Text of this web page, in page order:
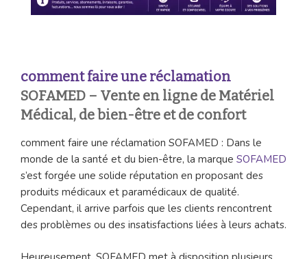
comment faire une réclamation
SOFAMED – Vente en ligne de Matériel
Médical, de bien-être et de confort
comment faire une réclamation SOFAMED : Dans le
monde de la santé et du bien-être, la marque SOFAMED
s’est forgée une solide réputation en proposant des
produits médicaux et paramédicaux de qualité.
Cependant, il arrive parfois que les clients rencontrent
des problèmes ou des insatisfactions liées à leurs achats.